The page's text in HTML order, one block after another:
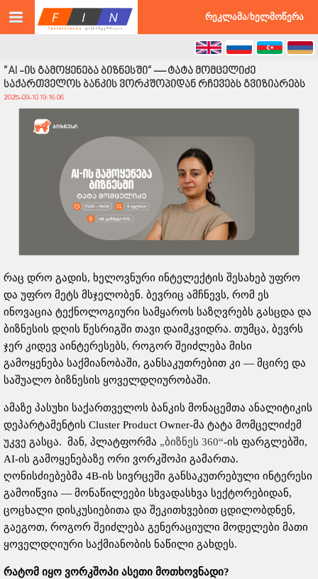
რეკლამა/ხელმოწერა
“AI -ის გამოყენება ბიზნესში“ — ტატა მომცელიძე
საქართველოს ბანკის ვორკშოპიდან რჩევებს გვიზიარებს
2025-09-10 19:16:06
რაც დრო გადის, ხელოვნური ინტელექტის შესახებ უფრო
და უფრო მეტს მსჯელობენ. ბევრიც ამჩნევს, რომ ეს
ინოვაცია ტექნოლოგიური სამყაროს საზღვრებს გასცდა და
ბიზნესის დღის წესრიგში თავი დაიმკვიდრა. თუმცა, ბევრს
ჯერ კიდევ აინტერესებს, როგორ შეიძლება მისი
გამოყენება საქმიანობაში, განსაკუთრებით კი — მცირე და
საშუალო ბიზნესის ყოველდღიურობაში.
ამაზე პასუხი საქართველოს ბანკის მონაცემთა ანალიტიკის
დეპარტამენტის Cluster Product Owner-მა ტატა მომცელიძემ
უკვე გასცა. მან, პლატფორმა „ბიზნეს 360“-ის ფარგლებში,
AI-ის გამოყენებაზე ორი ვორკშოპი გამართა.
ღონისძიებებმა 4B-ის სივრცეში განსაკუთრებული ინტერესი
გამოიწვია — მონაწილეები სხვადასხვა სექტორებიდან,
ცოცხალი დისკუსიებითა და შეკითხვებით ცდილობდნენ,
გაეგოთ, როგორ შეიძლება გენერაციული მოდელები მათი
ყოველდღიური საქმიანობის ნაწილი გახდეს.
რატომ იყო ვორკშოპი ასეთი მოთხოვნადი?
©2026 faxinternews.ge ყველა უფლება დაცულია